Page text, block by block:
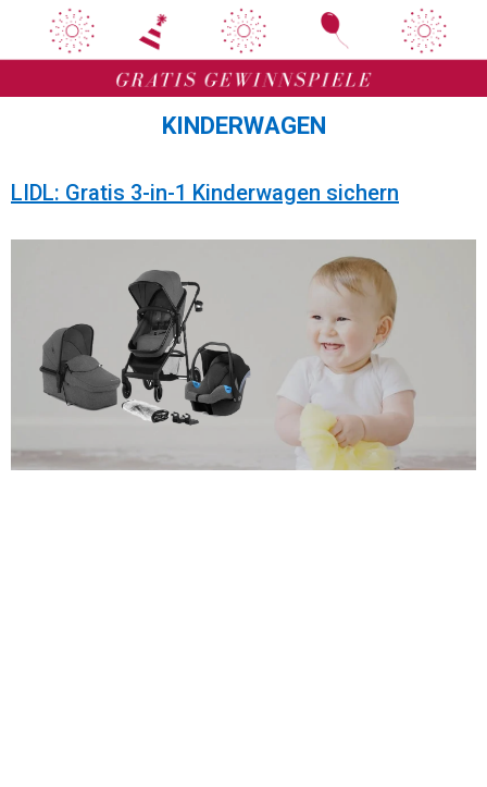
springen
springen
KINDERWAGEN
LIDL: Gratis 3-in-1 Kinderwagen sichern